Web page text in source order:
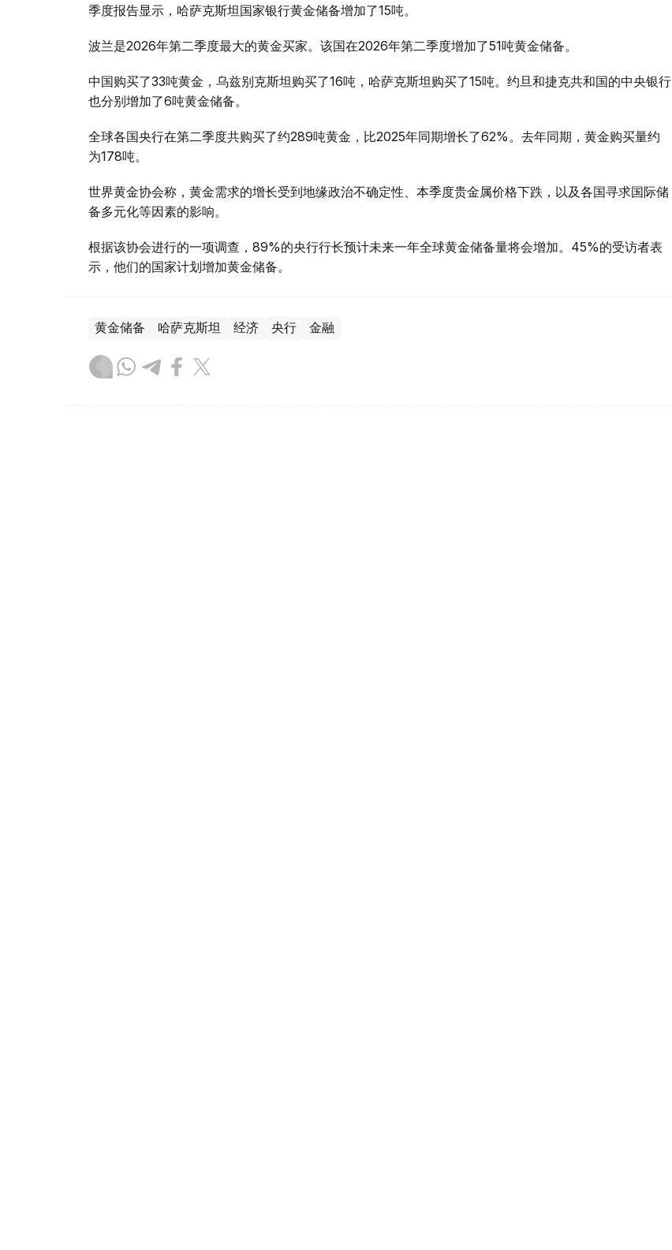
季度报告显示，哈萨克斯坦国家银行黄金储备增加了15吨。
波兰是2026年第二季度最大的黄金买家。该国在2026年第二季度增加了51吨黄金储备。
中国购买了33吨黄金，乌兹别克斯坦购买了16吨，哈萨克斯坦购买了15吨。约旦和捷克共和国的中央银行
也分别增加了6吨黄金储备。
全球各国央行在第二季度共购买了约289吨黄金，比2025年同期增长了62%。去年同期，黄金购买量约
为178吨。
世界黄金协会称，黄金需求的增长受到地缘政治不确定性、本季度贵金属价格下跌，以及各国寻求国际储
备多元化等因素的影响。
根据该协会进行的一项调查，89%的央行行长预计未来一年全球黄金储备量将会增加。45%的受访者表
示，他们的国家计划增加黄金储备。
黄金储备 哈萨克斯坦 经济 央行 金融